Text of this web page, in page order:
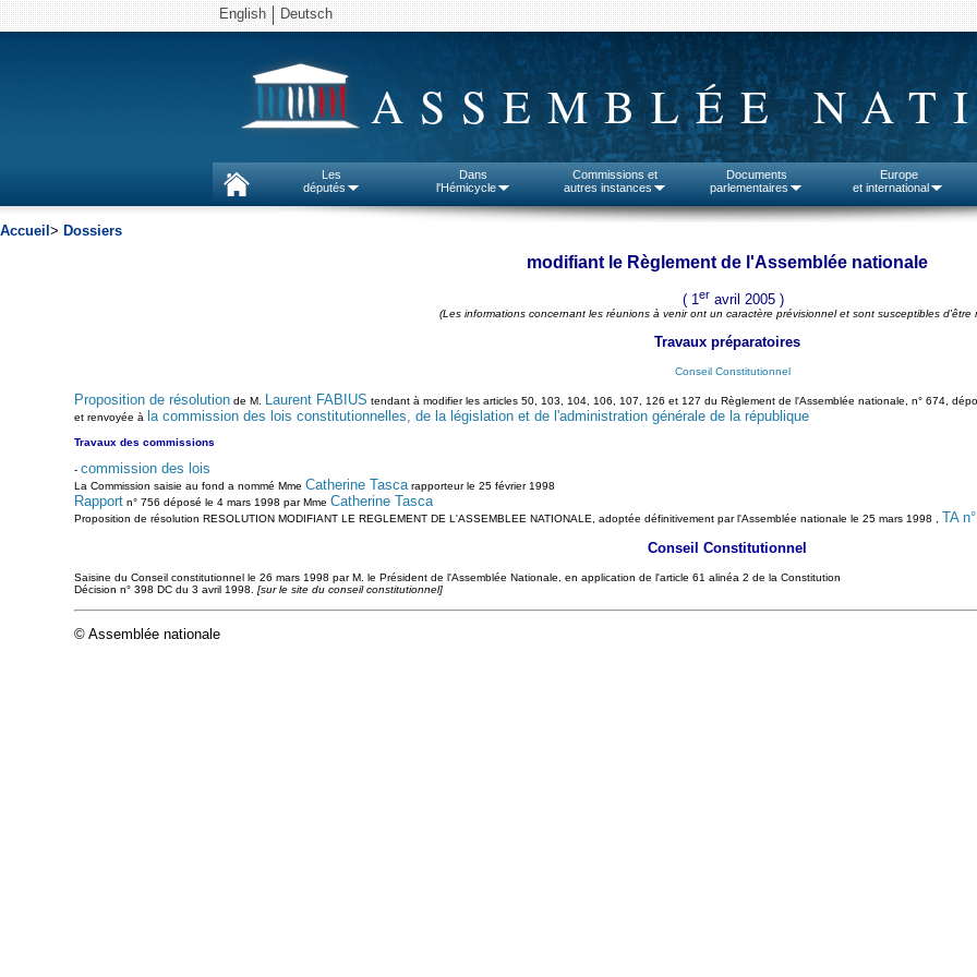
English Deutsch
ASSEMBLÉE
Les
députés
Dans
l'Hémicycle
Commissions et
autres instances
Documents
parlementaires
Europe
et international
Accueil > Dossiers
modifiant le Règlement de l'Assemblée nationale
( 1 er avril 2005 )
(Les informations concernant les réunions à venir ont un caractère prévisionnel et sont susceptibles d'être
Travaux préparatoires
Conseil Constitutionnel
Proposition de résolutionde M. Laurent FABIUS tendant à modifier les articles 50, 103, 104, 106, 107, 126 et 127 du Règlement de l'Assemblée nationale, n° 674,
et renvoyée à
la commission des lois constitutionnelles, de la législation et de l'administration générale de la république
Travaux des commissions
- commission des lois
La Commission saisie au fond a nommé Mme Catherine Tascarapporteur le 25 février 1998
Rapportn° 756 déposé le 4 mars 1998 par Mme Catherine Tasca
Proposition de résolution RESOLUTION MODIFIANT LE REGLEMENT DE L'ASSEMBLEE NATIONALE, adoptée définitivement par l'Assemblée nationale le 25 mars 1998 , TA
Conseil Constitutionnel
Saisine du Conseil constitutionnel le 26 mars 1998 par M. le Président de l'Assemblée Nationale, en application de l'article 61 alinéa 2 de la Constitution
Décision n° 398 DC du 3 avril 1998. [sur le site du conseil constitutionnel]
© Assemblée nationale